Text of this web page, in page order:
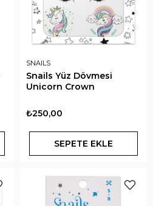
SNAILS
Snails Yüz Dövmesi
Unicorn Crown
₺250,00
SEPETE EKLE